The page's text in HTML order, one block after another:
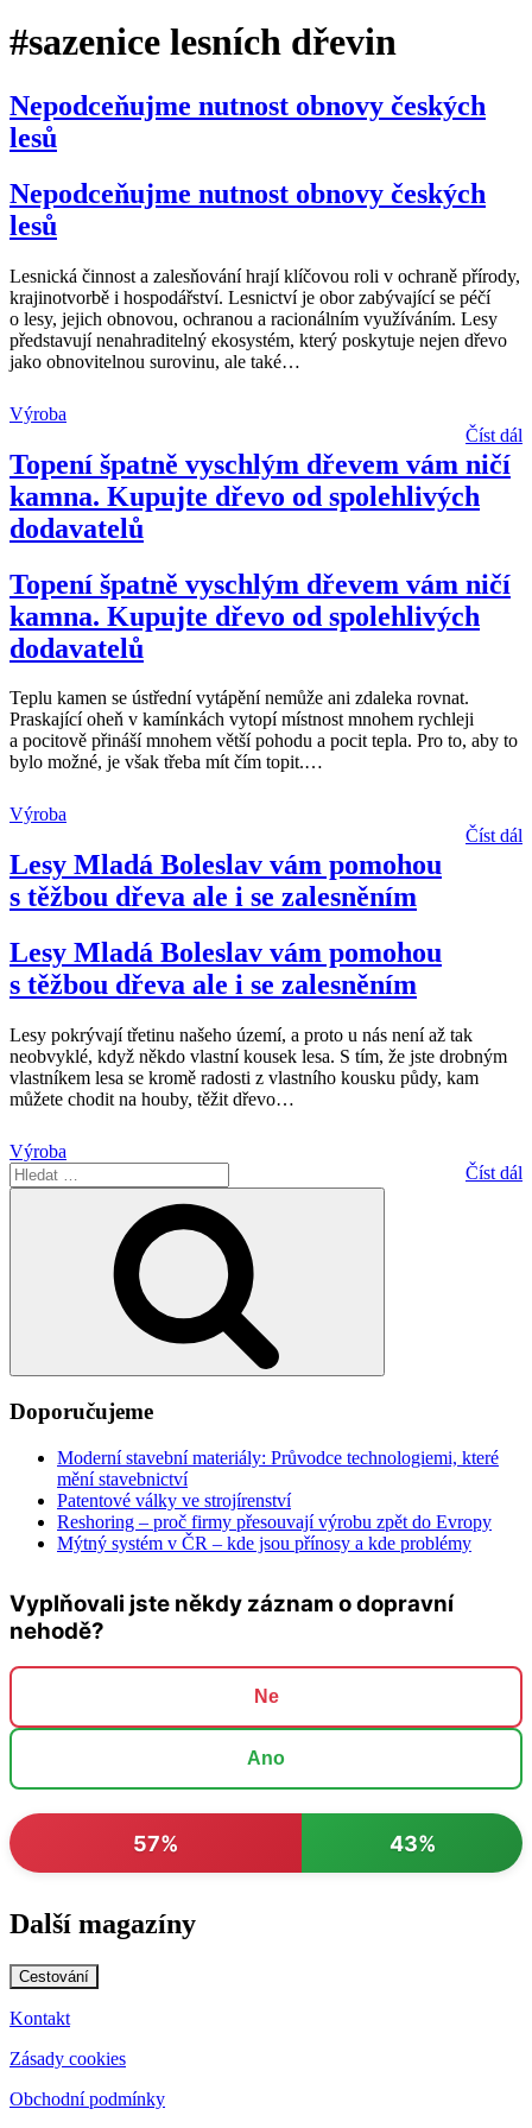
#sazenice lesních dřevin
Nepodceňujme nutnost obnovy českých
lesů
Nepodceňujme nutnost obnovy českých
lesů
Lesnická činnost a zalesňování hrají klíčovou roli v ochraně přírody,
krajinotvorbě i hospodářství. Lesnictví je obor zabývající se péčí
o lesy, jejich obnovou, ochranou a racionálním využíváním. Lesy
představují nenahraditelný ekosystém, který poskytuje nejen dřevo
jako obnovitelnou surovinu, ale také…
Výroba
Číst dál
Topení špatně vyschlým dřevem vám ničí
kamna. Kupujte dřevo od spolehlivých
dodavatelů
Topení špatně vyschlým dřevem vám ničí
kamna. Kupujte dřevo od spolehlivých
dodavatelů
Teplu kamen se ústřední vytápění nemůže ani zdaleka rovnat.
Praskající oheň v kamínkách vytopí místnost mnohem rychleji
a pocitově přináší mnohem větší pohodu a pocit tepla. Pro to, aby to
bylo možné, je však třeba mít čím topit.…
Výroba
Číst dál
Lesy Mladá Boleslav vám pomohou
s těžbou dřeva ale i se zalesněním
Lesy Mladá Boleslav vám pomohou
s těžbou dřeva ale i se zalesněním
Lesy pokrývají třetinu našeho území, a proto u nás není až tak
neobvyklé, když někdo vlastní kousek lesa. S tím, že jste drobným
vlastníkem lesa se kromě radosti z vlastního kousku půdy, kam
můžete chodit na houby, těžit dřevo…
Výroba
Číst dál
Hledat:
Doporučujeme
Moderní stavební materiály: Průvodce technologiemi, které
mění stavebnictví
Patentové války ve strojírenství
Reshoring – proč firmy přesouvají výrobu zpět do Evropy
Mýtný systém v ČR – kde jsou přínosy a kde problémy
Vyplňovali jste někdy záznam o dopravní
nehodě?
Ne
Ano
57% 43%
Další magazíny
Cestování
Kontakt
Zásady cookies
Obchodní podmínky